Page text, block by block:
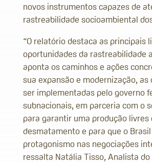
novos instrumentos capazes de
rastreabilidade socioambiental
“O relatório destaca as principais
oportunidades da rastreabilidade
aponta os caminhos e ações
sua expansão e modernização, as
ser implementadas pelo governo
subnacionais, em parceria com o
para garantir uma produção livres
desmatamento e para que o
protagonismo nas negociações
ressalta Natália Tisso, Analista do